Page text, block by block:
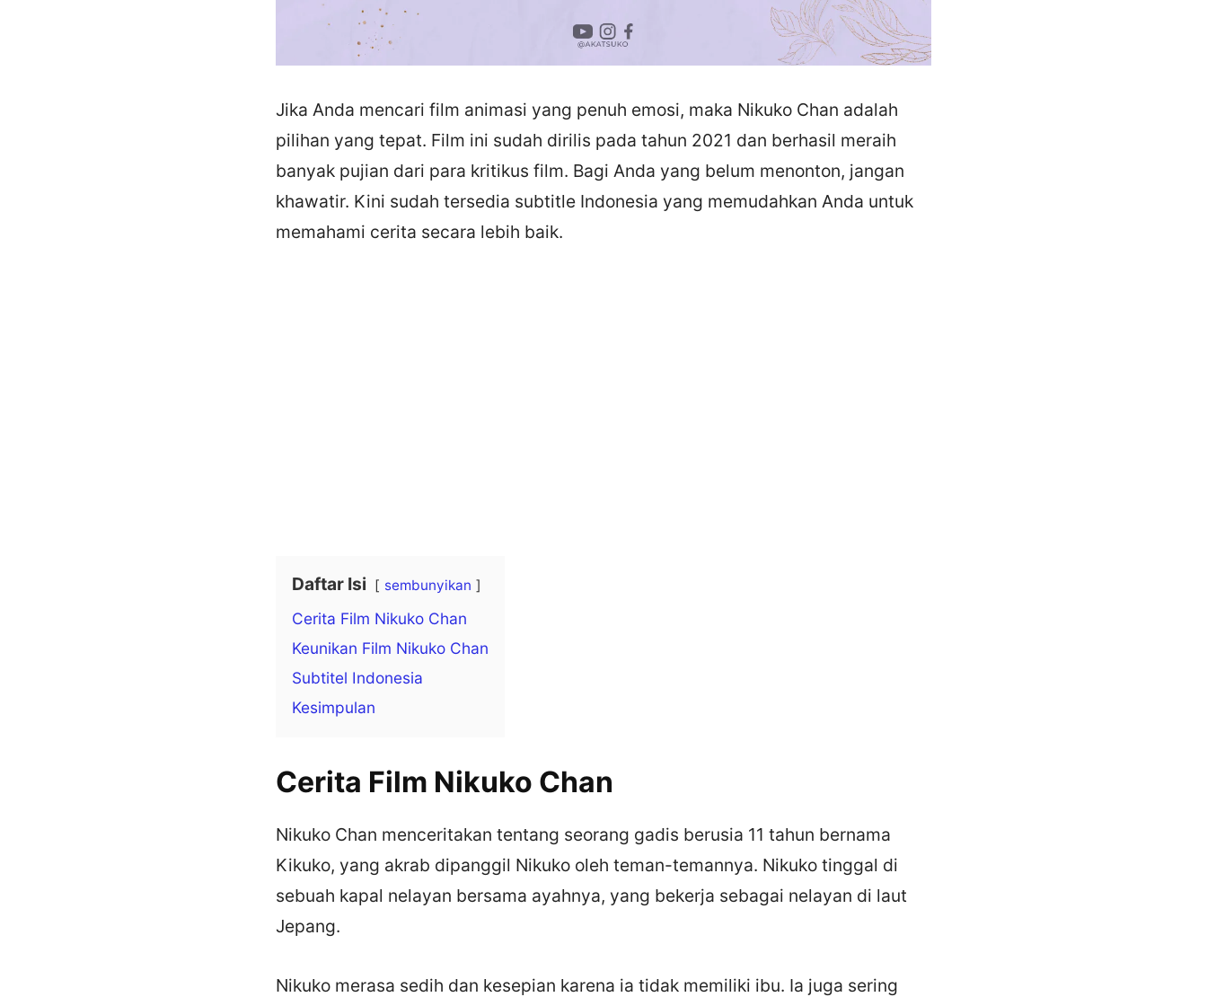
Jika Anda mencari film animasi yang penuh emosi, maka Nikuko Chan adalah
pilihan yang tepat. Film ini sudah dirilis pada tahun 2021 dan berhasil meraih
banyak pujian dari para kritikus film. Bagi Anda yang belum menonton, jangan
khawatir. Kini sudah tersedia subtitle Indonesia yang memudahkan Anda untuk
memahami cerita secara lebih baik.
Daftar Isi sembunyikan
Cerita Film Nikuko Chan
Keunikan Film Nikuko Chan
Subtitel Indonesia
Kesimpulan
Cerita Film Nikuko Chan
Nikuko Chan menceritakan tentang seorang gadis berusia 11 tahun bernama
Kikuko, yang akrab dipanggil Nikuko oleh teman-temannya. Nikuko tinggal di
sebuah kapal nelayan bersama ayahnya, yang bekerja sebagai nelayan di laut
Jepang.
Nikuko merasa sedih dan kesepian karena ia tidak memiliki ibu. Ia juga sering